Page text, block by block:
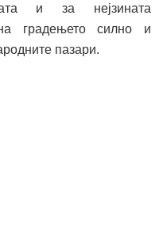
и за нејзината
на градењето силно и
пазари.